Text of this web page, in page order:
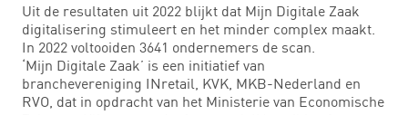
Uit de resultaten uit 2022 blijkt dat Mijn Digitale Zaak
digitalisering stimuleert en het minder complex maakt.
In 2022 voltooiden 3641 ondernemers de scan.
‘Mijn Digitale Zaak’ is een initiatief van
branchevereniging INretail, KVK, MKB-Nederland en
RVO, dat in opdracht van het Ministerie van Economische